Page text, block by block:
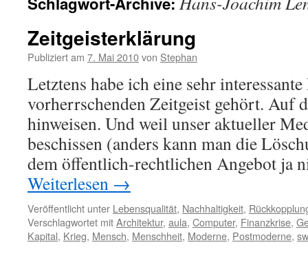
Zeitgeisterklärung
Publiziert am 7. Mai 2010von Stephan
Letztens habe ich eine sehr
vorherrschenden Zeitgeist gehört. Auf
hinweisen. Und weil unser aktueller
beschissen (anders kann man die
dem öffentlich-rechtlichen Angebot ja
Weiterlesen →
Veröffentlicht unter Lebensqualität, Nachhaltigkeit,
Verschlagwortet mitArchitektur, aula, Computer, Finanzkrise,
Kapital, Krieg, Mensch, Menschheit, Moderne, Postmoderne,